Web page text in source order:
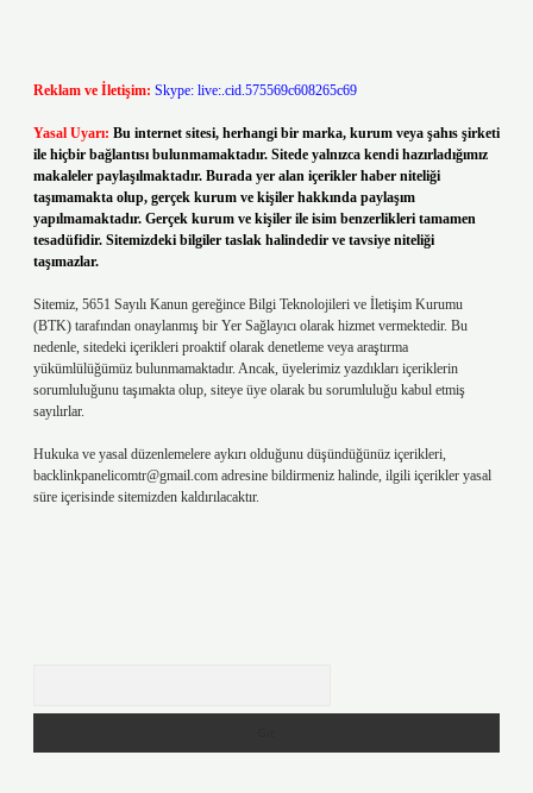
Reklam ve İletişim: Skype: live:.cid.575569c608265c69
Yasal Uyarı: Bu internet sitesi, herhangi bir marka, kurum veya şahıs şirketi
ile hiçbir bağlantısı bulunmamaktadır. Sitede yalnızca kendi hazırladığımız
makaleler paylaşılmaktadır. Burada yer alan içerikler haber niteliği
taşımamakta olup, gerçek kurum ve kişiler hakkında paylaşım
yapılmamaktadır. Gerçek kurum ve kişiler ile isim benzerlikleri tamamen
tesadüfidir. Sitemizdeki bilgiler taslak halindedir ve tavsiye niteliği
taşımazlar.
Sitemiz, 5651 Sayılı Kanun gereğince Bilgi Teknolojileri ve İletişim Kurumu
(BTK) tarafından onaylanmış bir Yer Sağlayıcı olarak hizmet vermektedir. Bu
nedenle, sitedeki içerikleri proaktif olarak denetleme veya araştırma
yükümlülüğümüz bulunmamaktadır. Ancak, üyelerimiz yazdıkları içeriklerin
sorumluluğunu taşımakta olup, siteye üye olarak bu sorumluluğu kabul etmiş
sayılırlar.
Hukuka ve yasal düzenlemelere aykırı olduğunu düşündüğünüz içerikleri,
backlinkpanelicomtr@gmail.com adresine bildirmeniz halinde, ilgili içerikler yasal
süre içerisinde sitemizden kaldırılacaktır.